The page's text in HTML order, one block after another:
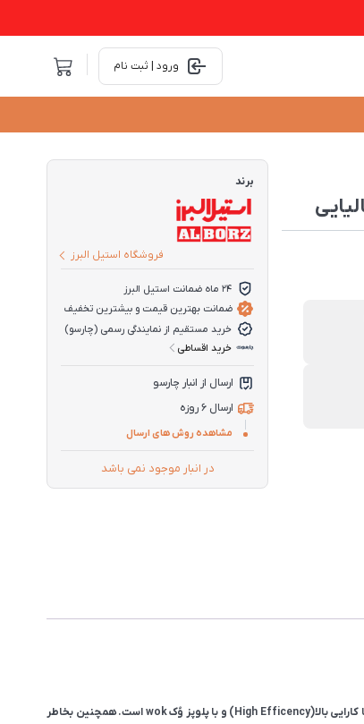
ورود | ثبت نام
برند
فروشگاه استیل البرز
24 ماه ضمانت استیل البرز
ضمانت بهترین قیمت و بیشترین تخفیف
خرید مستقیم از نمایندگی رسمی (چارسو)
خرید اقساطی
ارسال از انبار چارسو
ارسال 6 روزه
مشاهده روش های ارسال
در انبار موجود نمی باشد
گاز صفحه ای استیل پنج شعله استیل البرز مدل S-5913 با صفحه فلت استیل یکی از جدیدترین مدل های گاز استیل البرز است. این گاز دارای قطعات ایتالیایی دیفندی Defendi با کارایی بالا(High Efficency) و با پلوپز وُک wok است. همچنین بخاطر